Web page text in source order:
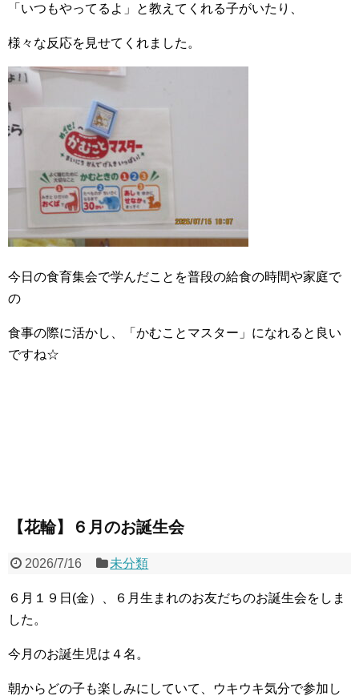
「いつもやってるよ」と教えてくれる子がいたり、
様々な反応を見せてくれました。
今日の食育集会で学んだことを普段の給食の時間や家庭で
の
食事の際に活かし、「かむことマスター」になれると良い
ですね☆
【花輪】６月のお誕生会
2026/7/16 未分類
６月１９日(金）、６月生まれのお友だちのお誕生会をしま
した。
今月のお誕生児は４名。
朝からどの子も楽しみにしていて、ウキウキ気分で参加し